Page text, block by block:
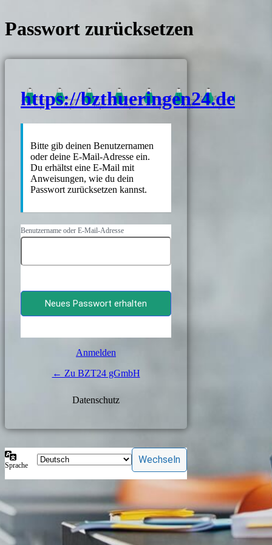
Passwort zurücksetzen
https://bzthueringen24.de
Bitte gib deinen Benutzernamen
oder deine E-Mail-Adresse ein.
Du erhältst eine E-Mail mit
Anweisungen, wie du dein
Passwort zurücksetzen kannst.
Benutzername oder E-Mail-Adresse
Anmelden
← Zu BZT24 gGmbH
Daten­schutz
Sprache